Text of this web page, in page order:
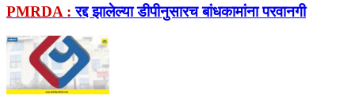
PMRDA : रद्द झालेल्या डीपीनुसारच बांधकामांना परवानगी